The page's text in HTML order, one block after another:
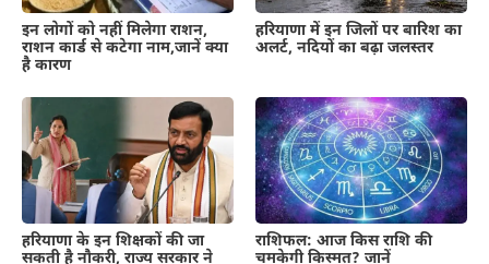
इन लोगों को नहीं मिलेगा राशन,
राशन कार्ड से कटेगा नाम,जानें क्या
है कारण
हरियाणा में इन जिलों पर बारिश का
अलर्ट, नदियों का बढ़ा जलस्तर
हरियाणा के इन शिक्षकों की जा
सकती है नौकरी, राज्य सरकार ने
राशिफल: आज किस राशि की
चमकेगी किस्मत? जानें